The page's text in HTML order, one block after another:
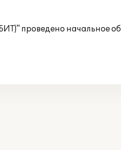
проведено начальное